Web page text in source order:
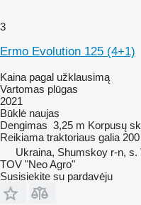
3
Ermo Evolution 125 (4+1)
Kaina pagal užklausimą
Vartomas plūgas
2021
Būklė naujas
Dengimas 3,25 m Korpusų
Reikiama traktoriaus galia
Ukraina, Shumskoy r-n, s.
TOV "Neo Agro"
Susisiekite su pardavėju